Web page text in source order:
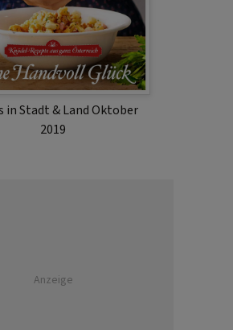
in Stadt & Land Oktober
2019
Anzeige